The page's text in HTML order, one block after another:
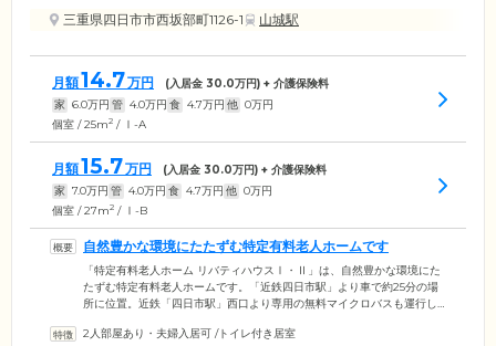
三重県四日市市西坂部町1126-1
山城駅
月額14.7万円 (入居金 30.0万円) + 介護保険料
家 6.0万円 管 4.0万円 食 4.7万円 他 0万円
個室 / 25m2 / Ⅰ-A
月額15.7万円 (入居金 30.0万円) + 介護保険料
家 7.0万円 管 4.0万円 食 4.7万円 他 0万円
個室 / 27m2 / Ⅰ-B
自然豊かな環境にたたずむ特定有料老人ホームです
「特定有料老人ホーム リバティハウスⅠ・Ⅱ」は、自然豊かな環境にた
たずむ特定有料老人ホームです。「近鉄四日市駅」より車で約25分の場
所に位置。近鉄「四日市駅」西口より専用の無料マイクロバスも運行し
個室のほかに、ご夫婦やきょうだいでご入居可能な二人部屋もご用意し
2人部屋あり・夫婦入居可 /トイレ付き居室